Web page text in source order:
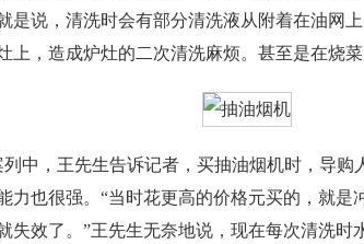
是说，清洗时会有部分清洗液从附着在油网
上，造成炉灶的二次清洗麻烦。甚至是在烧
，王先生告诉记者，买抽油烟机时，导购
力也很强。“当时花更高的价格元买的，就是
失效了。”王先生无奈地说，现在每次清洗时